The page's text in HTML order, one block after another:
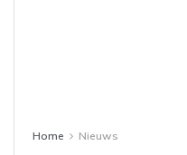
Home Nieuws